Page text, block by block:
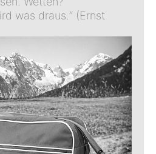
was draus.“ (Ernst